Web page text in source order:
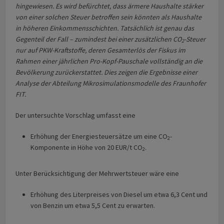
hingewiesen. Es wird befürchtet, dass ärmere Haushalte stärker
von einer solchen Steuer betroffen sein könnten als Haushalte
in höheren Einkommensschichten. Tatsächlich ist genau das
Gegenteil der Fall – zumindest bei einer zusätzlichen CO2-Steuer
nur auf PKW-Kraftstoffe, deren Gesamterlös der Fiskus im
Rahmen einer jährlichen Pro-Kopf-Pauschale vollständig an die
Bevölkerung zurückerstattet. Dies zeigen die Ergebnisse einer
Analyse der Abteilung Mikrosimulationsmodelle des Fraunhofer
FIT.
Der untersuchte Vorschlag umfasst eine
Erhöhung der Energiesteuersätze um eine CO2-
Komponente in Höhe von 20 EUR/t CO2.
Unter Berücksichtigung der Mehrwertsteuer wäre eine
Erhöhung des Literpreises von Diesel um etwa 6,3 Cent und
von Benzin um etwa 5,5 Cent zu erwarten.